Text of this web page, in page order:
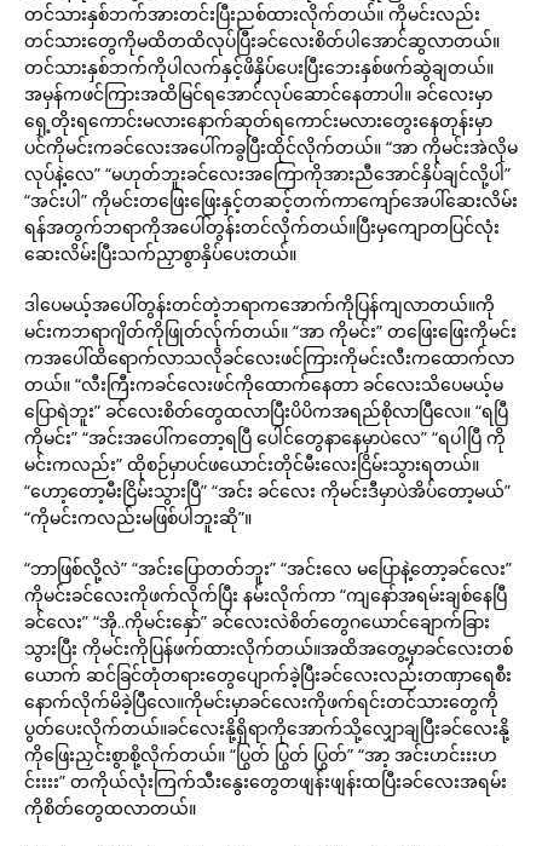
တင်သားနှစ်ဘက်အားတင်းပြီးညစ်ထားလိုက်တယ်။ ကိုမင်းလည်း
တင်သားတွေကိုမထိတထိလုပ်ပြီးခင်လေးစိတ်ပါအောင်ဆွလာတယ်။
တင်သားနှစ်ဘက်ကိုပါလက်နှင့်ဖိနှိပ်ပေးပြီးဘေးနှစ်ဖက်ဆွဲချတယ်။
အမှန်ကဖင်ကြားအထိမြင်ရအောင်လုပ်ဆောင်နေတာပါ။ ခင်လေးမှာ
ရှေ့တိုးရကောင်းမလားနောက်ဆုတ်ရကောင်းမလားတွေးနေတုန်းမှာ
ပင်ကိုမင်းကခင်လေးအပေါ်ကခွပြီးထိုင်လိုက်တယ်။ “အာ ကိုမင်းအဲလိုမ
လုပ်နဲ့လေ” “မဟုတ်ဘူးခင်လေးအကြောကိုအားညီအောင်နှိပ်ချင်လို့ပါ”
“အင်းပါ” ကိုမင်းတဖြေးဖြေးနှင့်တဆင့်တက်ကာကျော်အေပါ်ဆေးလိမ်း
ရန်အတွက်ဘရာကိုအပေါ်တွန်းတင်လိုက်တယ်။ပြီးမှကျောတပြင်လုံး
ဆေးလိမ်းပြီးသက်ညှာစွာနှိပ်ပေးတယ်။
ဒါပေမယ့်အပေါ်တွန်းတင်တဲ့ဘရာကအောက်ကိုပြန်ကျလာတယ်။ကို
မင်းကဘရာဂျိတ်ကိုဖြုတ်လ်ုက်တယ်။ “အာ ကိုမင်း” တဖြေးဖြေးကိုမင်း
ကအပေါ်ထိရောက်လာသလိုခင်လေးဖင်ကြားကိုမင်းလီးကထောက်လာ
တယ်။ “လီးကြီးကခင်လေးဖင်ကိုထောက်နေတာ ခင်လေးသိပေမယ့်မ
ပြောရဲဘူး” ခင်လေးစိတ်တွေထလာပြီးပိပိကအရည်စိုလာပြီလေ။ “ရပြီ
ကိုမင်း” “အင်းအပေါ်ကတော့ရပြီ ပေါင်တွေနာနေမှာပဲလေ” “ရပါပြီ ကို
မင်းကလည်း” ထိုစဉ်မှာပင်ဖယောင်းတိုင်မီးလေးငြိမ်းသွားရတယ်။
“ဟော့တော့မီးငြိမ်းသွားပြီ” “အင်း ခင်လေး ကိုမင်းဒီမှာပဲအိပ်တော့မယ်”
“ကိုမင်းကလည်းမဖြစ်ပါဘူးဆို”။
“ဘာဖြစ်လို့လဲ” “အင်းပြောတတ်ဘူး” “အင်းလေ မပြောနဲ့တော့ခင်လေး”
ကိုမင်းခင်လေးကိုဖက်လိုက်ပြီး နမ်းလိုက်ကာ “ကျနော်အရမ်းချစ်နေပြီ
ခင်လေး” “အို..ကိုမင်းနှော်” ခင်လေးလဲစိတ်တွေဂယောင်ချောက်ခြား
သွားပြီး ကိုမင်းကိုပြန်ဖက်ထားလိုက်တယ်။အထိအတွေ့မှာခင်လေးတစ်
ယောက် ဆင်ခြင်တုံတရားတွေပျောက်ခဲ့ပြီးခင်လေးလည်းတဏှာရေစီး
နောက်လိုက်မိခဲ့ပြီလေ။ကိုမင်းမှာခင်လေးကိုဖက်ရင်းတင်သားတွေကို
ပွတ်ပေးလိုက်တယ်။ခင်လေးနို့ရှိရာကိုအောက်သို့လျှောချပြီးခင်လေးနို့
ကိုဖြေးညှင်းစွာစို့လိုက်တယ်။ “ပြွတ် ပြွတ် ပြွတ်” “အာ့ အင်းဟင်းးးဟ
င်းးးး” တကိုယ်လုံးကြက်သီးနွေးတွေတဖျန်းဖျန်းထပြီးခင်လေးအရမ်း
ကိုစိတ်တွေထလာတယ်။